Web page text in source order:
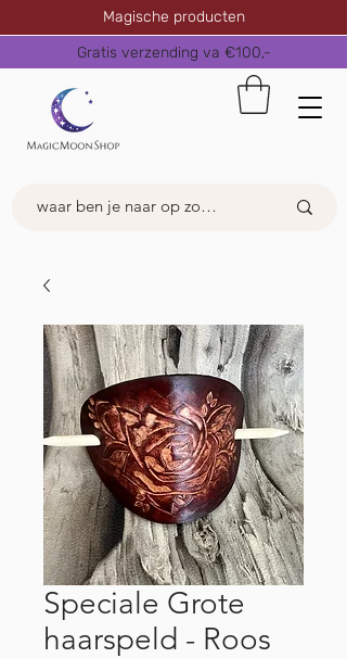
Magische producten
Gratis verzending va €100,-
Speciale Grote
haarspeld - Roos